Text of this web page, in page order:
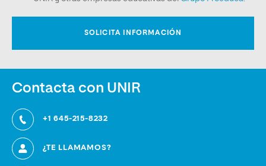
Contacta con UNIR
+1 645-215-8232
¿TE LLAMAMOS?